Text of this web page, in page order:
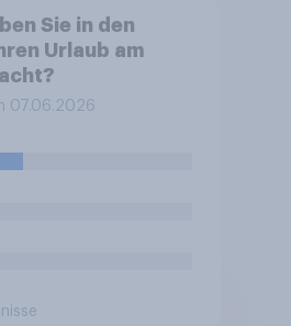
Sie in den
Urlaub am
07.06.2026